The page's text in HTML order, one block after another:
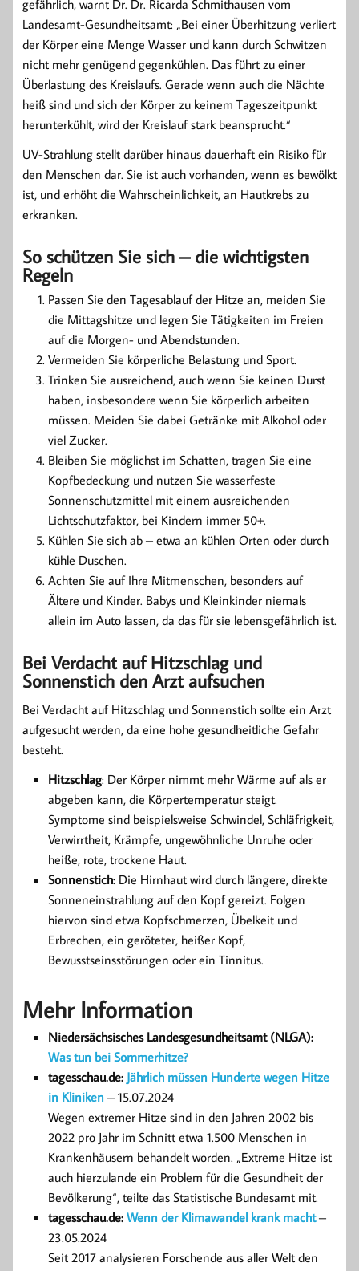
gefährlich, warnt Dr. Dr. Ricarda Schmithausen vom
Landesamt-Gesundheitsamt: „Bei einer Überhitzung verliert
der Körper eine Menge Wasser und kann durch Schwitzen
nicht mehr genügend gegenkühlen. Das führt zu einer
Überlastung des Kreislaufs. Gerade wenn auch die Nächte
heiß sind und sich der Körper zu keinem Tageszeitpunkt
herunterkühlt, wird der Kreislauf stark beansprucht.“
UV-Strahlung stellt darüber hinaus dauerhaft ein Risiko für
den Menschen dar. Sie ist auch vorhanden, wenn es bewölkt
ist, und erhöht die Wahrscheinlichkeit, an Hautkrebs zu
erkranken.
So schützen Sie sich – die wichtigsten
Regeln
Passen Sie den Tagesablauf der Hitze an, meiden Sie
die Mittagshitze und legen Sie Tätigkeiten im Freien
auf die Morgen- und Abendstunden.
Vermeiden Sie körperliche Belastung und Sport.
Trinken Sie ausreichend, auch wenn Sie keinen Durst
haben, insbesondere wenn Sie körperlich arbeiten
müssen. Meiden Sie dabei Getränke mit Alkohol oder
viel Zucker.
Bleiben Sie möglichst im Schatten, tragen Sie eine
Kopfbedeckung und nutzen Sie wasserfeste
Sonnenschutzmittel mit einem ausreichenden
Lichtschutzfaktor, bei Kindern immer 50+.
Kühlen Sie sich ab – etwa an kühlen Orten oder durch
kühle Duschen.
Achten Sie auf Ihre Mitmenschen, besonders auf
Ältere und Kinder. Babys und Kleinkinder niemals
allein im Auto lassen, da das für sie lebensgefährlich ist.
Bei Verdacht auf Hitzschlag und
Sonnenstich den Arzt aufsuchen
Bei Verdacht auf Hitzschlag und Sonnenstich sollte ein Arzt
aufgesucht werden, da eine hohe gesundheitliche Gefahr
besteht.
Hitzschlag: Der Körper nimmt mehr Wärme auf als er
abgeben kann, die Körpertemperatur steigt.
Symptome sind beispielsweise Schwindel, Schläfrigkeit,
Verwirrtheit, Krämpfe, ungewöhnliche Unruhe oder
heiße, rote, trockene Haut.
Sonnenstich: Die Hirnhaut wird durch längere, direkte
Sonneneinstrahlung auf den Kopf gereizt. Folgen
hiervon sind etwa Kopfschmerzen, Übelkeit und
Erbrechen, ein geröteter, heißer Kopf,
Bewusstseinsstörungen oder ein Tinnitus.
Mehr Information
Niedersächsisches Landesgesundheitsamt (NLGA):
Was tun bei Sommerhitze?
tagesschau.de: Jährlich müssen Hunderte wegen Hitze
in Kliniken – 15.07.2024
Wegen extremer Hitze sind in den Jahren 2002 bis
2022 pro Jahr im Schnitt etwa 1.500 Menschen in
Krankenhäusern behandelt worden. „Extreme Hitze ist
auch hierzulande ein Problem für die Gesundheit der
Bevölkerung“, teilte das Statistische Bundesamt mit.
tagesschau.de: Wenn der Klimawandel krank macht–
23.05.2024
Seit 2017 analysieren Forschende aus aller Welt den